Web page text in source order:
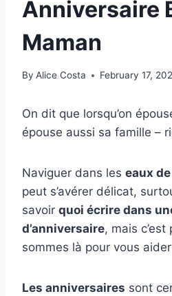
Anniversaire
Maman
By Alice Costa February 17,
On dit que lorsqu’on
épouse aussi sa famille –
Naviguer dans les eaux
peut s’avérer délicat,
savoir quoi écrire dans
d’anniversaire, mais
sommes là pour vous
Les anniversaires sont